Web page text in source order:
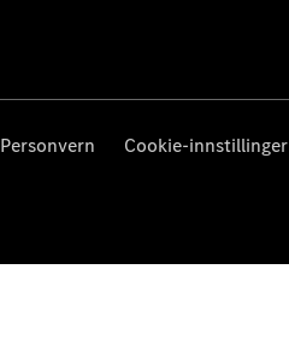
Personvern Cookie-innstillinger